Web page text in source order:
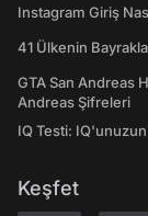
Instagram Giriş
41 Ülkenin
GTA San Andreas
Andreas Şifreleri
IQ Testi:
Keşfet